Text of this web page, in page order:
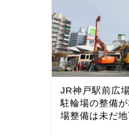
JR神戸駅前広
駐輪場の整備
場整備は未だ